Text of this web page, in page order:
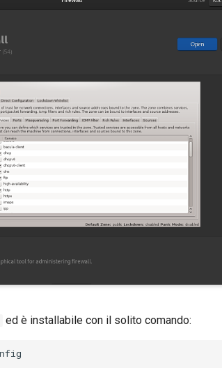
ed è installabile con il solito comando: